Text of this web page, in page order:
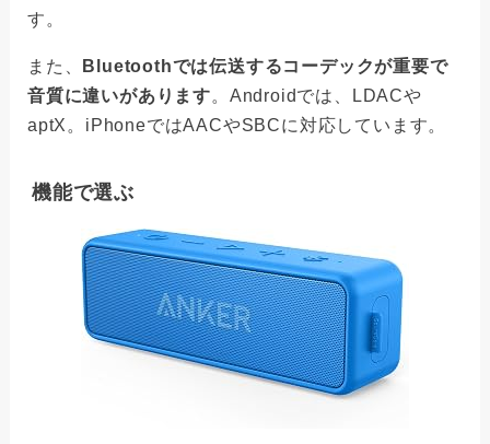
す。
また、
Bluetoothでは伝送するコーデックが重要で
音質に違いがあります。Androidでは、LDACや
aptX。iPhoneではAACやSBCに対応しています。
機能で選ぶ